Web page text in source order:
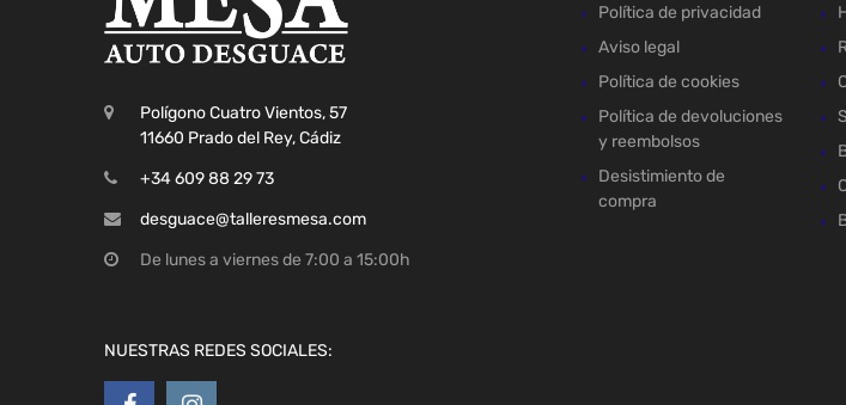
Polígono Cuatro Vientos, 57
11660 Prado del Rey, Cádiz
+34 609 88 29 73
desguace@talleresmesa.com
De lunes a viernes de 7:00 a 15:00h
NUESTRAS REDES SOCIALES:
Política de privacidad
Aviso legal
Política de cookies
Política de devoluciones
y reembolsos
Desistimiento de
compra